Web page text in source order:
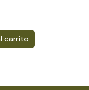
carrito